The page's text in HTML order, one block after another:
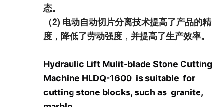
态。
（2) 电动自动切片分离技术提高了产品的精
度，降低了劳动强度，并提高了生产效率。
Hydraulic Lift Mulit-blade Stone Cutting
Machine HLDQ-1600 is suitable for
cutting stone blocks, such as granite,